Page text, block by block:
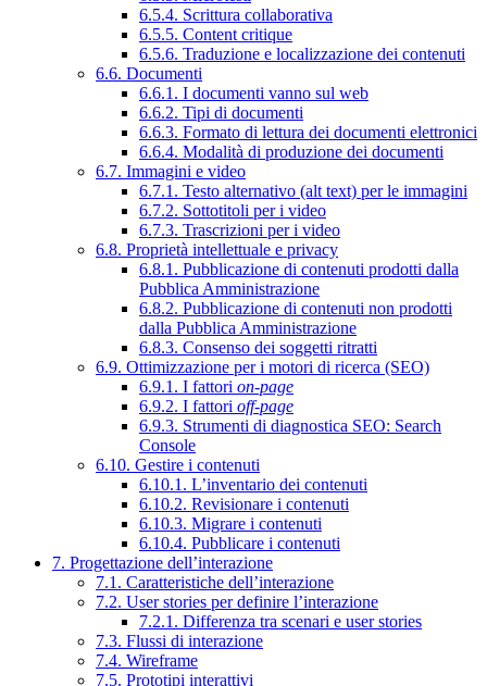
6.5.4. Scrittura collaborativa
6.5.5. Content critique
6.5.6. Traduzione e localizzazione dei contenuti
6.6. Documenti
6.6.1. I documenti vanno sul web
6.6.2. Tipi di documenti
6.6.3. Formato di lettura dei documenti elettronici
6.6.4. Modalità di produzione dei documenti
6.7. Immagini e video
6.7.1. Testo alternativo (alt text) per le immagini
6.7.2. Sottotitoli per i video
6.7.3. Trascrizioni per i video
6.8. Proprietà intellettuale e privacy
6.8.1. Pubblicazione di contenuti prodotti dalla
Pubblica Amministrazione
6.8.2. Pubblicazione di contenuti non prodotti
dalla Pubblica Amministrazione
6.8.3. Consenso dei soggetti ritratti
6.9. Ottimizzazione per i motori di ricerca (SEO)
6.9.1. I fattori on-page
6.9.2. I fattori off-page
6.9.3. Strumenti di diagnostica SEO: Search
Console
6.10. Gestire i contenuti
6.10.1. L’inventario dei contenuti
6.10.2. Revisionare i contenuti
6.10.3. Migrare i contenuti
6.10.4. Pubblicare i contenuti
7. Progettazione dell’interazione
7.1. Caratteristiche dell’interazione
7.2. User stories per definire l’interazione
7.2.1. Differenza tra scenari e user stories
7.3. Flussi di interazione
7.4. Wireframe
7.5. Prototipi interattivi